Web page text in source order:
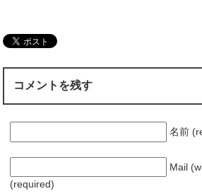
コメントを残す
名前
Mail
(required)